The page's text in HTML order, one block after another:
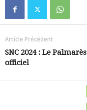
Article Précédent
SNC 2024 : Le Palmarès
officiel